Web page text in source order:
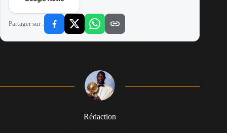
Partager sur :
Rédaction